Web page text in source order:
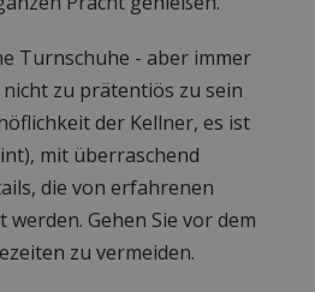
Turnschuhe - aber immer
zu prätentiös zu sein
der Kellner, es ist
mit überraschend
die von erfahrenen
Gehen Sie vor dem
zu vermeiden.